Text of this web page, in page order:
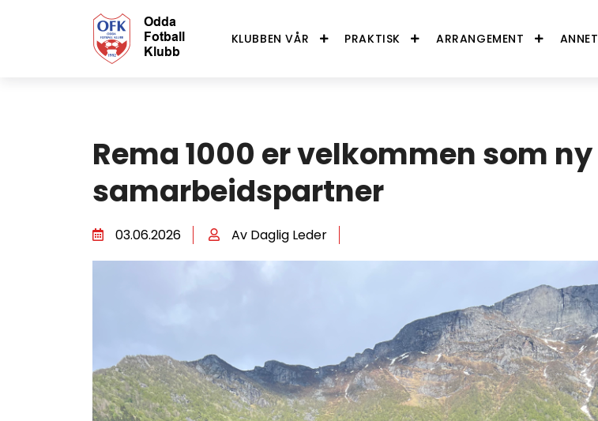
KLUBBEN VÅR PRAKTISK ARRANGEMENT ANNET
Rema 1000 er velkommen som ny
samarbeidspartner
03.06.2026 Av Daglig Leder